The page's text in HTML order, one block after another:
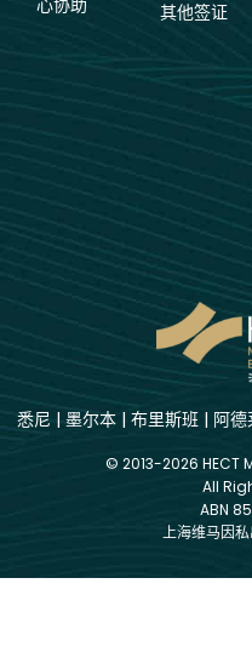
心协助
其他签证
悉尼 | 墨尔本 | 布里斯班 | 阿
© 2013-2026 HECT
All
ABN
上海维马因